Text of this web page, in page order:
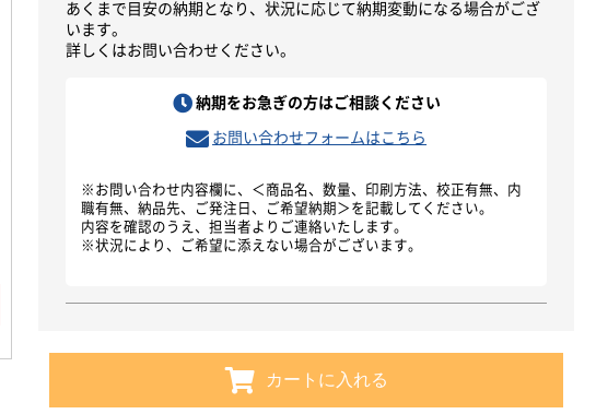
あくまで目安の納期となり、状況に応じて納期変動になる場合がござ
います。
詳しくはお問い合わせください。
納期をお急ぎの方はご相談ください
お問い合わせフォームはこちら
※お問い合わせ内容欄に、＜商品名、数量、印刷方法、校正有無、内
職有無、納品先、ご発注日、ご希望納期＞を記載してください。
内容を確認のうえ、担当者よりご連絡いたします。
※状況により、ご希望に添えない場合がございます。
カートに入れる